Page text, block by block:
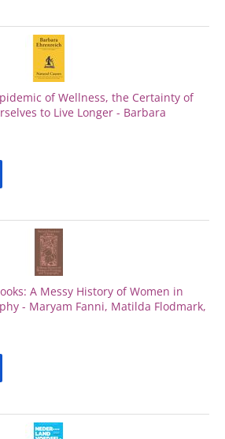
of Wellness, the Certainty of
to Live Longer - Barbara
A Messy History of Women in
- Maryam Fanni, Matilda Flodmark,